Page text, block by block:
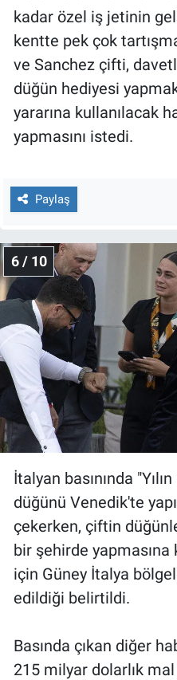
kadar özel iş jetinin
kentte pek çok
ve Sanchez çifti,
düğün hediyesi
yararına kullanılacak
yapmasını istedi.
Paylaş
6 / 10
İtalyan basınında
düğünü Venedik'te
çekerken, çiftin
bir şehirde yapmasına
için Güney İtalya
edildiği belirtildi.
Basında çıkan diğer
215 milyar dolarlık mal